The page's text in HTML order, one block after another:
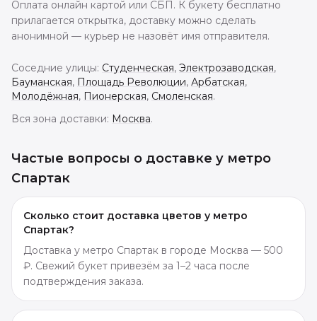
Оплата онлайн картой или СБП. К букету бесплатно
прилагается открытка, доставку можно сделать
анонимной — курьер не назовёт имя отправителя.
Соседние улицы: Студенческая, Электрозаводская,
Бауманская, Площадь Революции, Арбатская,
Молодёжная, Пионерская, Смоленская.
Вся зона доставки: Москва.
Частые вопросы о доставке у метро
Спартак
Сколько стоит доставка цветов у метро
Спартак?
Доставка у метро Спартак в городе Москва — 500
₽. Свежий букет привезём за 1–2 часа после
подтверждения заказа.